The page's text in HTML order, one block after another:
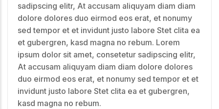
sadipscing elitr, At accusam aliquyam diam diam
dolore dolores duo eirmod eos erat, et nonumy
sed tempor et et invidunt justo labore Stet clita ea
et gubergren, kasd magna no rebum. Lorem
ipsum dolor sit amet, consetetur sadipscing elitr,
At accusam aliquyam diam diam dolore dolores
duo eirmod eos erat, et nonumy sed tempor et et
invidunt justo labore Stet clita ea et gubergren,
kasd magna no rebum.